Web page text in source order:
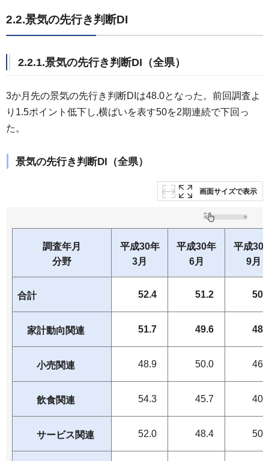
2.2.景気の先行き判断DI
2.2.1.景気の先行き判断DI（全県）
3か月先の景気の先行き判断DIは48.0となった。前回調査よ
り1.5ポイント低下し,横ばいを表す50を2期連続で下回っ
た。
景気の先行き判断DI（全県）
画面サイズで表示
調査年月
分野
平成30年
3月
平成30年
6月
平成30
9月
合計 52.4 51.2
家計動向関連 51.7 49.6
小売関連 48.9 50.0
飲食関連 54.3 45.7
サービス関連 52.0 48.4